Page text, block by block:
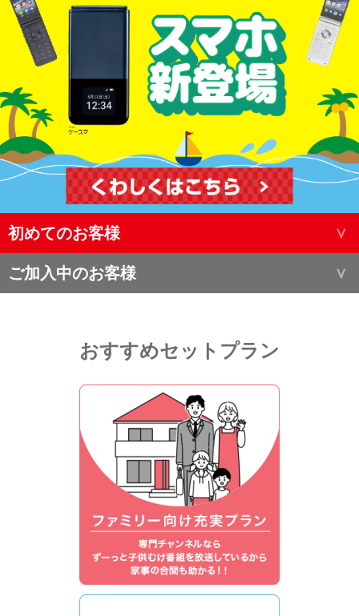
初めてのお客様
ご加入中のお客様
おすすめセットプラン